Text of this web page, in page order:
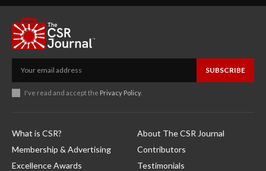
SUBSCRIBE
I've read and accept the Privacy Policy.
What is CSR?
Membership & Advertising
Excellence Awards
About The CSR Journal
Contributors
Testimonials